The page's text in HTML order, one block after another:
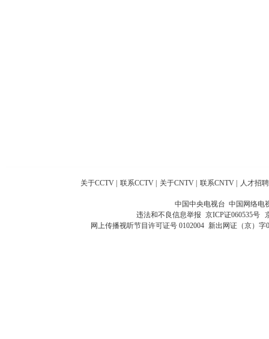
关于CCTV 联系CCTV 关于CNTV 联系CNTV 人才招聘
中国中央电视台 中国网络电
违法和不良信息举报 京ICP证060535号
网上传播视听节目许可证号 0102004 新出网证（京）